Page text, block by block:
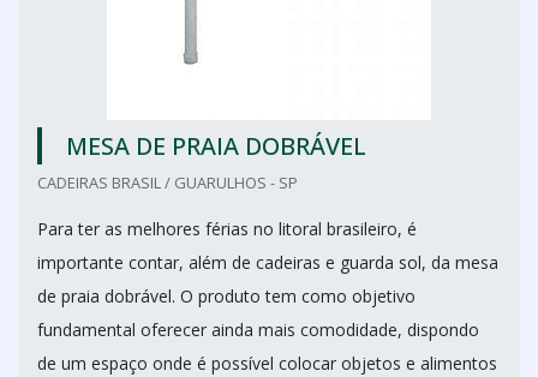
MESA DE PRAIA DOBRÁVEL
CADEIRAS BRASIL / GUARULHOS - SP
Para ter as melhores férias no litoral brasileiro, é
importante contar, além de cadeiras e guarda sol, da mesa
de praia dobrável. O produto tem como objetivo
fundamental oferecer ainda mais comodidade, dispondo
de um espaço onde é possível colocar objetos e alimentos